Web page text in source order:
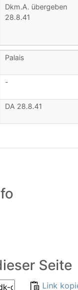
Dkm.A. übergeben
28.8.41
Palais
-
DA 28.8.41
Seite
Link